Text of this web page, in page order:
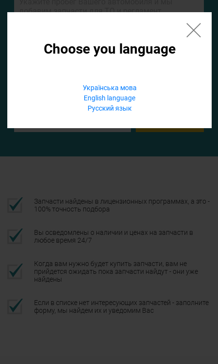
Choose you language
Українська мова
English language
Русский язык
Запчасти найдены в лицензионных программах, а это -
100% точность подбора
Вы осведомлены о наличии и ценах на запчасти в
любое время 24/7
Когда вам нужно будет купить запчасти, вам не
прийдется ожидать пока запчасти найдут - они уже
найдены
Если в списке нет интересующих запчастей - заполните
форму, мы найдем их и уведомим Вас